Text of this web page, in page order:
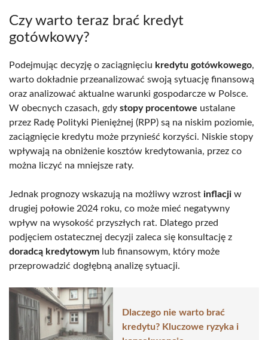
Czy warto teraz brać kredyt
gotówkowy?
Podejmując decyzję o zaciągnięciu kredytu gotówkowego,
warto dokładnie przeanalizować swoją sytuację finansową
oraz analizować aktualne warunki gospodarcze w Polsce.
W obecnych czasach, gdy stopy procentowe ustalane
przez Radę Polityki Pieniężnej (RPP) są na niskim poziomie,
zaciągnięcie kredytu może przynieść korzyści. Niskie stopy
wpływają na obniżenie kosztów kredytowania, przez co
można liczyć na mniejsze raty.
Jednak prognozy wskazują na możliwy wzrost inflacji w
drugiej połowie 2024 roku, co może mieć negatywny
wpływ na wysokość przyszłych rat. Dlatego przed
podjęciem ostatecznej decyzji zaleca się konsultację z
doradcą kredytowym lub finansowym, który może
przeprowadzić dogłębną analizę sytuacji.
Dlaczego nie warto brać
kredytu? Kluczowe ryzyka i